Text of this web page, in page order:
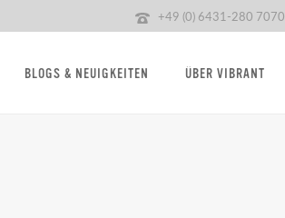
+49 (0) 6431-280 7070
BLOGS & NEUIGKEITEN ÜBER VIBRANT